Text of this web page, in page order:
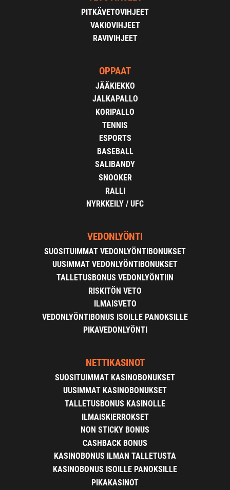
PITKÄVETOVIHJEET
VAKIOVIHJEET
RAVIVIHJEET
OPPAAT
JÄÄKIEKKO
JALKAPALLO
KORIPALLO
TENNIS
ESPORTS
BASEBALL
SALIBANDY
SNOOKER
RALLI
NYRKKEILY / UFC
VEDONLYÖNTI
SUOSITUIMMAT VEDONLYÖNTIBONUKSET
UUSIMMAT VEDONLYÖNTIBONUKSET
TALLETUSBONUS VEDONLYÖNTIIN
RISKITÖN VETO
ILMAISVETO
VEDONLYÖNTIBONUS ISOILLE PANOKSILLE
PIKAVEDONLYÖNTI
NETTIKASINOT
SUOSITUIMMAT KASINOBONUKSET
UUSIMMAT KASINOBONUKSET
TALLETUSBONUS KASINOLLE
ILMAISKIERROKSET
NON STICKY BONUS
CASHBACK BONUS
KASINOBONUS ILMAN TALLETUSTA
KASINOBONUS ISOILLE PANOKSILLE
PIKAKASINOT